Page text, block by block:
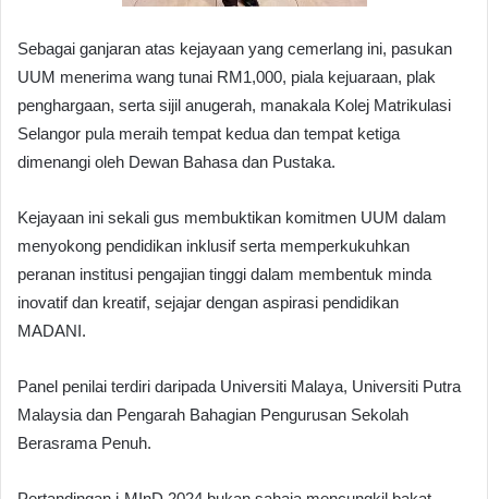
Sebagai ganjaran atas kejayaan yang cemerlang ini, pasukan
UUM menerima wang tunai RM1,000, piala kejuaraan, plak
penghargaan, serta sijil anugerah, manakala Kolej Matrikulasi
Selangor pula meraih tempat kedua dan tempat ketiga
dimenangi oleh Dewan Bahasa dan Pustaka.
Kejayaan ini sekali gus membuktikan komitmen UUM dalam
menyokong pendidikan inklusif serta memperkukuhkan
peranan institusi pengajian tinggi dalam membentuk minda
inovatif dan kreatif, sejajar dengan aspirasi pendidikan
MADANI.
Panel penilai terdiri daripada Universiti Malaya, Universiti Putra
Malaysia dan Pengarah Bahagian Pengurusan Sekolah
Berasrama Penuh.